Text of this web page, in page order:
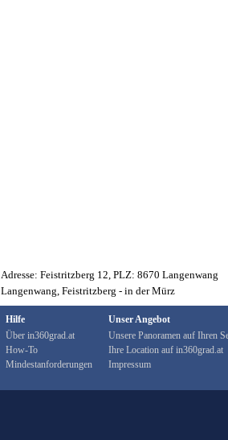
Adresse: Feistritzberg 12, PLZ: 8670 Langenwang
Langenwang, Feistritzberg - in der Mürz
Hilfe
Über in360grad.at
How-To
Mindestanforderungen
Unser Angebot
Unsere Panoramen auf Ihren
Ihre Location auf in360grad.at
Impressum